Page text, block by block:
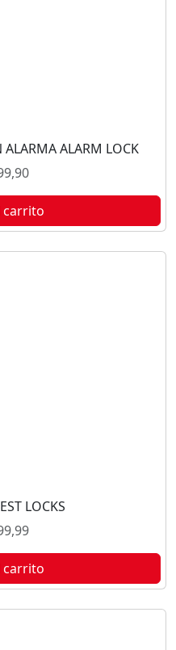
ALARM LOCK
carrito
LOCKS
carrito